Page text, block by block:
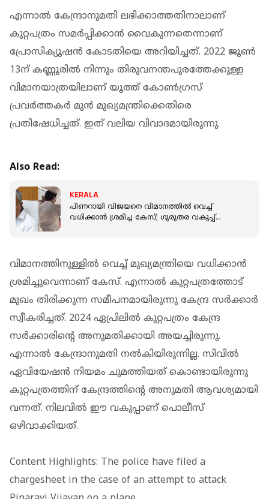
എന്നാല്‍ കേന്ദ്രാനുമതി ലഭിക്കാത്തതിനാലാണ്
കുറ്റപത്രം സമര്‍പ്പിക്കാന്‍ വൈകുന്നതെന്നാണ്
പ്രോസിക്യൂഷന്‍ കോടതിയെ അറിയിച്ചത്. 2022 ജൂണ്‍
13ന് കണ്ണൂരില്‍ നിന്നും തിരുവനന്തപുരത്തേക്കുള്ള
വിമാനയാത്രയിലാണ് യൂത്ത് കോണ്‍ഗ്രസ്
പ്രവര്‍ത്തകര്‍ മുന്‍ മുഖ്യമന്ത്രിക്കെതിരെ
പ്രതിഷേധിച്ചത്. ഇത് വലിയ വിവാദമായിരുന്നു.
Also Read:
KERALA
പിണറായി വിജയനെ വിമാനത്തില്‍ വെച്ച്
വധിക്കാന്‍ ശ്രമിച്ച കേസ്; ഗുരുതര വകുപ്പ്
വിമാനത്തിനുള്ളില്‍ വെച്ച് മുഖ്യമന്ത്രിയെ വധിക്കാന്‍
ശ്രമിച്ചുവെന്നാണ് കേസ്. എന്നാല്‍ കുറ്റപത്രത്തോട്
മുഖം തിരിക്കുന്ന സമീപനമായിരുന്നു കേന്ദ്ര സര്‍ക്കാര്‍
സ്വീകരിച്ചത്. 2024 ഏപ്രിലില്‍ കുറ്റപത്രം കേന്ദ്ര
സര്‍ക്കാരിന്റെ അനുമതിക്കായി അയച്ചിരുന്നു.
എന്നാല്‍ കേന്ദ്രാനുമതി നല്‍കിയിരുന്നില്ല. സിവില്‍
ഏവിയേഷന്‍ നിയമം ചുമത്തിയത് കൊണ്ടായിരുന്നു
കുറ്റപത്രത്തിന് കേന്ദ്രത്തിന്റെ അനുമതി ആവശ്യമായി
വന്നത്. നിലവില്‍ ഈ വകുപ്പാണ് പൊലീസ്
ഒഴിവാക്കിയത്.
Content Highlights: The police have filed a
chargesheet in the case of an attempt to attack